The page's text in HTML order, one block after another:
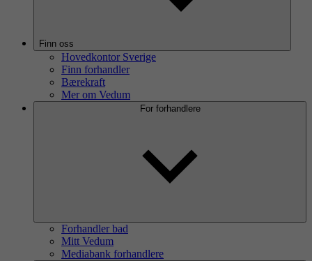
Finn oss
Hovedkontor Sverige
Finn forhandler
Bærekraft
Mer om Vedum
For forhandlere
Forhandler bad
Mitt Vedum
Mediabank forhandlere